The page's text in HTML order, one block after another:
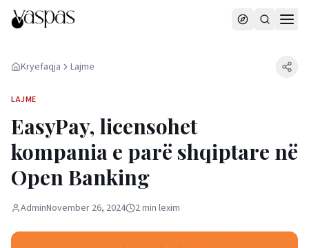
Kryefaqja Lajme
LAJME
EasyPay, licensohet
kompania e parë shqiptare në
Open Banking
AdminNovember 26, 2024 2min lexim